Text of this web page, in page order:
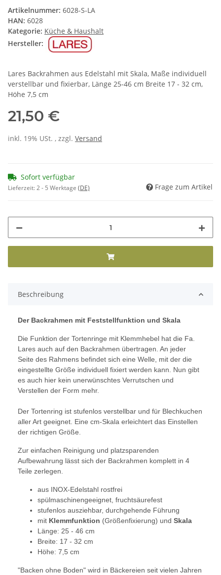
Artikelnummer: 6028-S-LA
HAN: 6028
Kategorie: Küche & Haushalt
Hersteller:
Lares Backrahmen aus Edelstahl mit Skala, Maße individuell
verstellbar und fixierbar, Länge 25-46 cm Breite 17 - 32 cm,
Höhe 7,5 cm
21,50 €
inkl. 19% USt. , zzgl. Versand
Sofort verfügbar
Lieferzeit:2 - 5 Werktage (DE) Frage zum Artikel
Beschreibung
Der Backrahmen mit Feststellfunktion und Skala
Die Funktion der Tortenringe mit Klemmhebel hat die Fa.
Lares auch auf den Backrahmen übertragen. An jeder
Seite des Rahmens befindet sich eine Welle, mit der die
eingestellte Größe individuell fixiert werden kann. Nun gibt
es auch hier kein unerwünschtes Verrutschen und
Verstellen der Form mehr.
Der Tortenring ist stufenlos verstellbar und für Blechkuchen
aller Art geeignet. Eine cm-Skala erleichtert das Einstellen
der richtigen Größe.
Zur einfachen Reinigung und platzsparenden
Aufbewahrung lässt sich der Backrahmen komplett in 4
Teile zerlegen.
aus INOX-Edelstahl rostfrei
spülmaschinengeeignet, fruchtsäurefest
stufenlos ausziehbar, durchgehende Führung
mit Klemmfunktion (Größenfixierung) und Skala
Länge: 25 - 46 cm
Breite: 17 - 32 cm
Höhe: 7,5 cm
"Backen ohne Boden" wird in Bäckereien seit vielen Jahren